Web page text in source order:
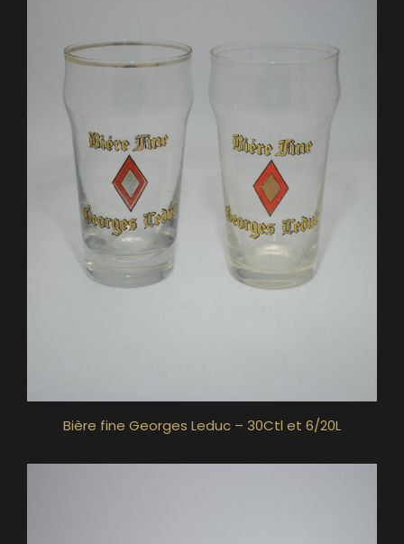
Bière fine Georges Leduc – 30Ctl et 6/20L